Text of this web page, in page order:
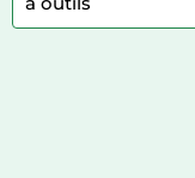
Caravaning
Autour du thé